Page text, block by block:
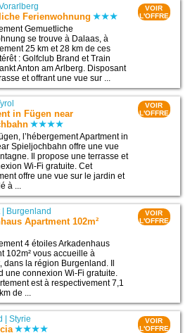
Ferienwohnung
Gemuetliche
se trouve à Dalaas, à
25 km et 28 km de ces
: Golfclub Brand et Train
Anton am Arlberg. Disposant
et offrant une vue sur ...
VOIR
L'OFFRE
in Fügen near
l’hébergement Apartment in
Spieljochbahn offre une vue
Il propose une terrasse et
Wi-Fi gratuite. Cet
offre une vue sur le jardin et
à ...
VOIR
L'OFFRE
| Burgenland
Apartment 102m²
4 étoiles Arkadenhaus
102m² vous accueille à
dans la région Burgenland. Il
une connexion Wi-Fi gratuite.
est à respectivement 7,1
de ...
VOIR
L'OFFRE
|Styrie
VOIR
L'OFFRE